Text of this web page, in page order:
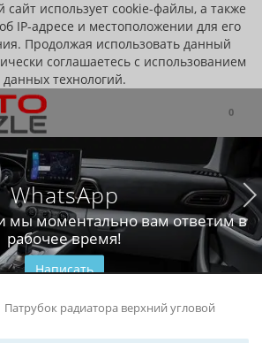
использует cookie-файлы, а также
IP-адресе и местоположении для его
Продолжая использовать данный
соглашаетесь с использованием
данных технологий.
0
WhatsApp
мы моментально вам ответим в
рабочее время!
Написать
Патрубок радиатора верхний угловой